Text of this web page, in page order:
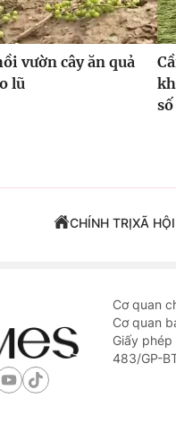
vườn cây ăn quả
lũ
CHÍNH TRỊXÃ HỘI
Cơ quan
Cơ quan
Giấy
483/GP-